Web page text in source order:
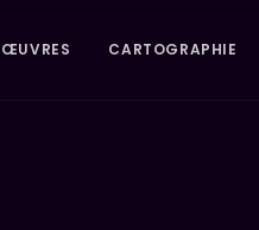
ŒUVRES CARTOGRAPHIE